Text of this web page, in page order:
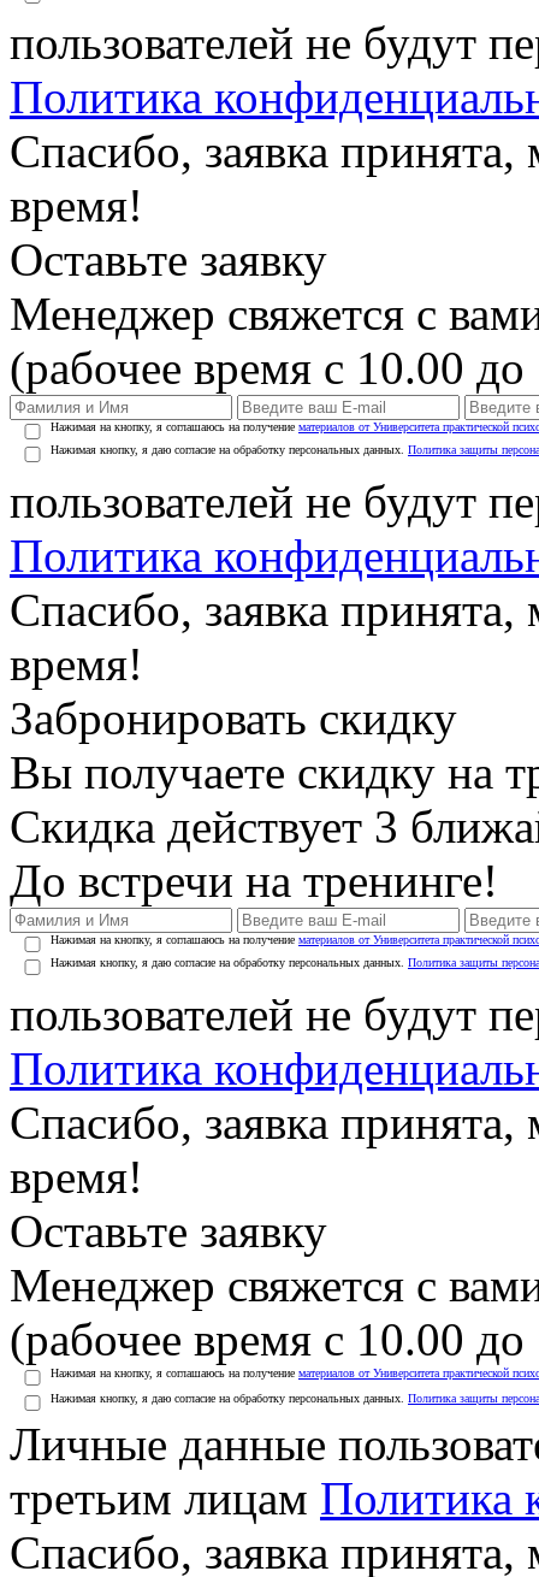
пользователей не будут
Политика
Спасибо, заявка
время!
Оставьте заявку
Менеджер свяжется с
(рабочее время с 10.00
Нажимая на кнопку, я соглашаюсь на получение материалов от Университета практической
Нажимая кнопку, я даю согласие на обработку персональных данных. Политика защиты
пользователей не будут
Политика
Спасибо, заявка
время!
Забронировать скидку
Вы получаете скидку на
Скидка действует 3
До встречи на тренинге!
Нажимая на кнопку, я соглашаюсь на получение материалов от Университета практической
Нажимая кнопку, я даю согласие на обработку персональных данных. Политика защиты
пользователей не будут
Политика
Спасибо, заявка
время!
Оставьте заявку
Менеджер свяжется с
(рабочее время с 10.00
Нажимая на кнопку, я соглашаюсь на получение материалов от Университета практической
Нажимая кнопку, я даю согласие на обработку персональных данных. Политика защиты
Личные данные
третьим лицам Политика
Спасибо, заявка